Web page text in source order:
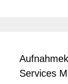
Services